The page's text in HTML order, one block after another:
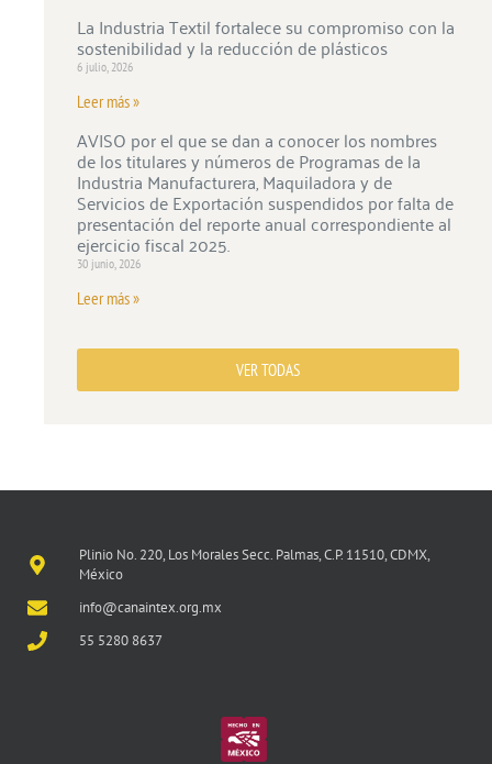
La Industria Textil fortalece su compromiso con la
sostenibilidad y la reducción de plásticos
6 julio, 2026
Leer más »
AVISO por el que se dan a conocer los nombres
de los titulares y números de Programas de la
Industria Manufacturera, Maquiladora y de
Servicios de Exportación suspendidos por falta de
presentación del reporte anual correspondiente al
ejercicio fiscal 2025.
30 junio, 2026
Leer más »
VER TODAS
Plinio No. 220, Los Morales Secc. Palmas, C.P. 11510, CDMX,
México
info@canaintex.org.mx
55 5280 8637